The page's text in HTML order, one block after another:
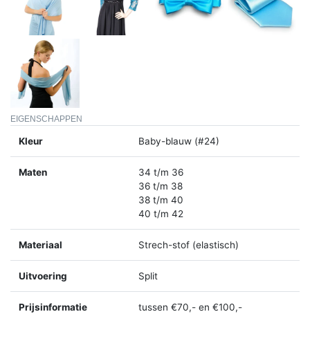
EIGENSCHAPPEN
Kleur Baby-blauw (#24)
Maten
34 t/m 36
36 t/m 38
38 t/m 40
40 t/m 42
Materiaal Strech-stof (elastisch)
Uitvoering Split
Prijsinformatie tussen €70,- en €100,-